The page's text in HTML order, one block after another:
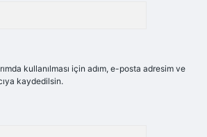
kullanılması için adım, e-posta adresim ve
kaydedilsin.